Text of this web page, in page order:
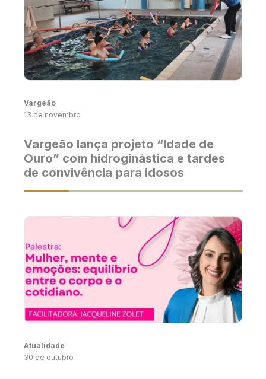
Vargeão
13 de novembro
Vargeão lança projeto “Idade de
Ouro” com hidroginástica e tardes
de convivência para idosos
Atualidade
30 de outubro